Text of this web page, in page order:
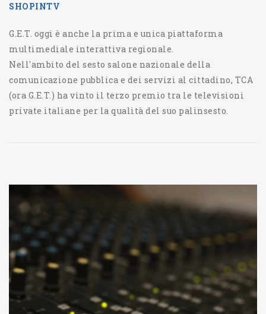
SHOPINTV
G.E.T. oggi è anche la prima e unica piattaforma
multimediale interattiva regionale.
Nell'ambito del sesto salone nazionale della
comunicazione pubblica e dei servizi al cittadino, TCA
(ora G.E.T.) ha vinto il terzo premio tra le televisioni
private italiane per la qualità del suo palinsesto.